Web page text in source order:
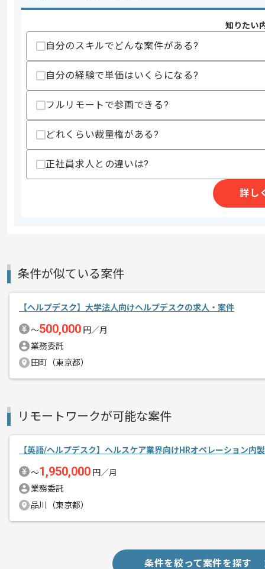
上記に似た経験やスキルをお持ちであれば申
精算・お支払い
精算条件
精算基準時間
140時間〜180時間
支払いサイト
独自のプラットフォームサービスを展開
知りたい
自分のスキルでどんな案件がある?
自分の経験で単価はいくらになる?
フルリモートで参画できる?
どれくらい裁量権がある?
正社員求人との違いは?
詳し
条件が似ている案件
【ヘルプデスク】大学法人向けヘルプデスクの求人・案件
〜500,000 円／月
業務委託
田町（東京都）
リモートワークが可能な案件
【英語/ヘルプデスク】ヘルスケア業界向けHRオペレーション内
〜1,950,000 円／月
業務委託
品川（東京都）
条件を絞って案件を探す